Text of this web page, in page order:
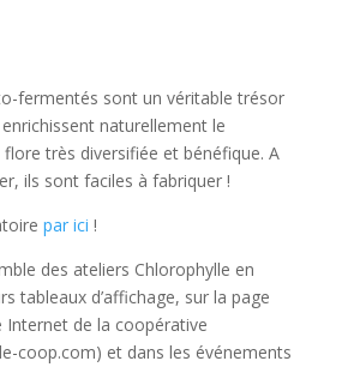
fermentés sont un véritable trésor
naturellement le
flore très diversifiée et bénéfique. A
ils sont faciles à fabriquer !
par ici !
des ateliers Chlorophylle en
tableaux d’affichage, sur la page
Internet de la coopérative
coop.com) et dans les événements